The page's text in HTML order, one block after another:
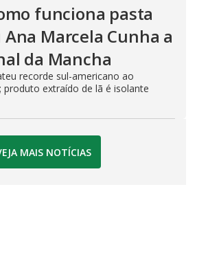
funciona pasta
Marcela Cunha a
da Mancha
recorde sul-americano ao
produto extraído de lã é isolante
MAIS NOTÍCIAS